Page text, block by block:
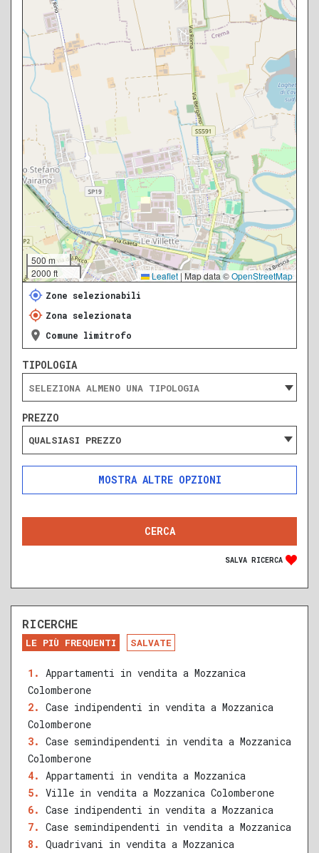
500 m
2000 ft
Leaflet |Map data ©OpenStreetMap
Zone selezionabili
Zona selezionata
Comune limitrofo
TIPOLOGIA
PREZZO
QUALSIASI PREZZO
ALTRE OPZIONI
SOLO ANNUNCI IN ASTA
DA RISTRUTTURARE
NUOVA COSTRUZIONE
RECENTE
RISTRUTTURATO
QUALSIASI SUPERFICIE
A B
SALVA RICERCA
RICERCHE
LE PIÙ FREQUENTI SALVATE
Appartamenti in vendita a Mozzanica
Colomberone
Case indipendenti in vendita a Mozzanica
Colomberone
Case semindipendenti in vendita a Mozzanica
Colomberone
Appartamenti in vendita a Mozzanica
Ville in vendita a Mozzanica Colomberone
Case indipendenti in vendita a Mozzanica
Case semindipendenti in vendita a Mozzanica
Quadrivani in vendita a Mozzanica